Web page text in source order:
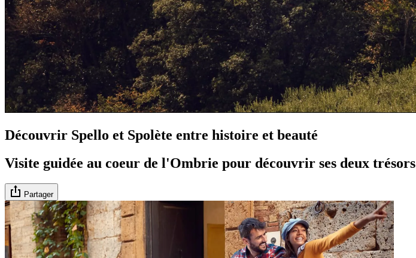
Découvrir Spello et Spolète entre histoire et beauté
Visite guidée au coeur de l'Ombrie pour découvrir ses deux trésors
Partager